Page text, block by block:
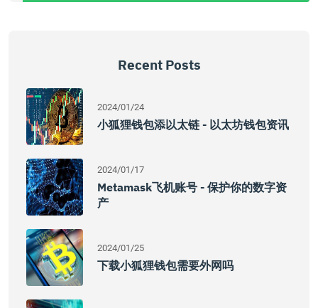
Recent Posts
2024/01/24
小狐狸钱包添以太链 - 以太坊钱包资讯
2024/01/17
Metamask飞机账号 - 保护你的数字资
产
2024/01/25
下载小狐狸钱包需要外网吗